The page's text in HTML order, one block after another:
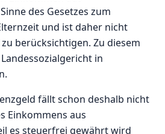
des Gesetzes zum
und ist daher nicht
berücksichtigen. Zu diesem
in
fällt schon deshalb nicht
Einkommens aus
es steuerfrei gewährt wird